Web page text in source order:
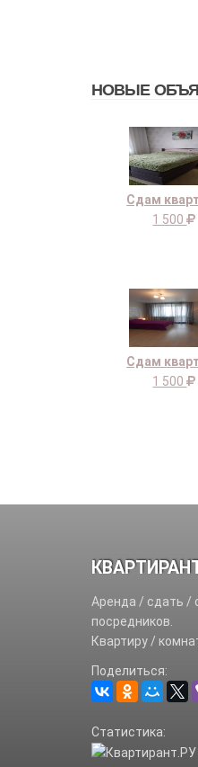
НОВЫЕ
Сдам
1 500
Сдам
1 500
Аренда / сдать /
посредников.
Квартиру /
Поделиться:
Статистика: